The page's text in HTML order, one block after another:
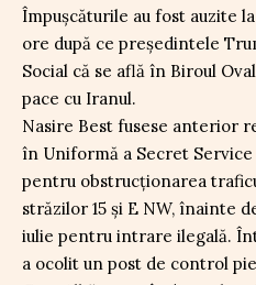
Împușcăturile au fost auzite
ore după ce președintele
Social că se află în Biroul
pace cu Iranul.
Nasire Best fusese anterior
în Uniformă a Secret
pentru obstrucționarea
străzilor 15 și E NW, înainte
iulie pentru intrare ilegală.
a ocolit un post de control